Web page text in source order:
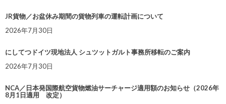
JR貨物／お盆休み期間の貨物列車の運転計画について
2026年7月30日
にしてつドイツ現地法人 シュツットガルト事務所移転のご案内
2026年7月30日
NCA／日本発国際航空貨物燃油サーチャージ適用額のお知らせ（2026年
8月1日適用 改定）